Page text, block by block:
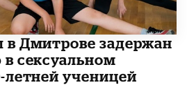
в Дмитрове задержан
сексуальном
летней ученицей